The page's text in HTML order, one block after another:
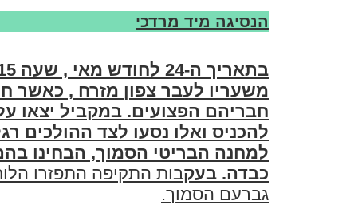
הנסיגה מיד מרדכי
משעריו לעבר צפון מזרח , כאשר
חבריהם הפצועים. במקביל יצאו
להכניס ואלו נסעו לצד ההולכים
למחנה הבריטי הסמוך, הבחינו
כבדה. בעקבות התקיפה התפזרו
גברעם הסמוך.